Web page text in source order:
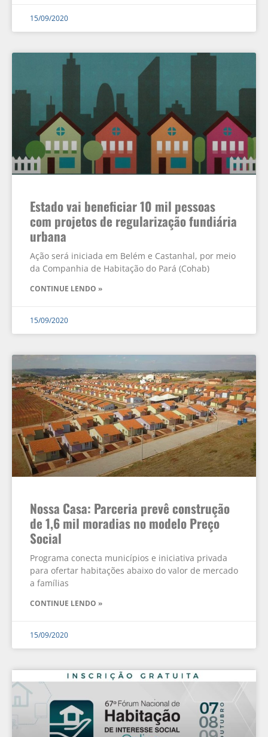
15/09/2020
Estado vai beneficiar 10 mil pessoas
com projetos de regularização fundiária
urbana
Ação será iniciada em Belém e Castanhal, por meio
da Companhia de Habitação do Pará (Cohab)
CONTINUE LENDO »
15/09/2020
Nossa Casa: Parceria prevê construção
de 1,6 mil moradias no modelo Preço
Social
Programa conecta municípios e iniciativa privada
para ofertar habitações abaixo do valor de mercado
a famílias
CONTINUE LENDO »
15/09/2020